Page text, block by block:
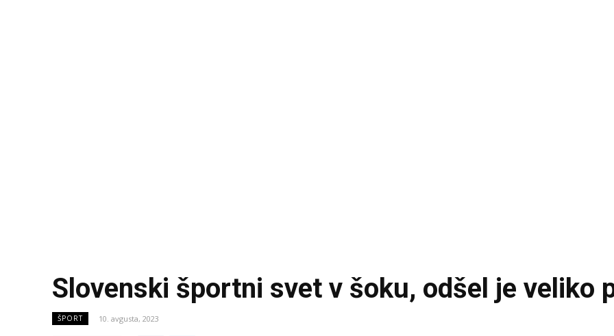
Slovenski športni svet v šoku, odšel je veliko
ŠPORT 10. avgusta, 2023